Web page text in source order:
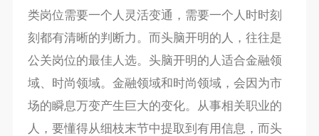
类岗位需要一个人灵活变通，需要一个人时时刻
刻都有清晰的判断力。而头脑开明的人，往往是
公关岗位的最佳人选。头脑开明的人适合金融领
域、时尚领域。金融领域和时尚领域，会因为市
场的瞬息万变产生巨大的变化。从事相关职业的
人，要懂得从细枝末节中提取到有用信息，而头